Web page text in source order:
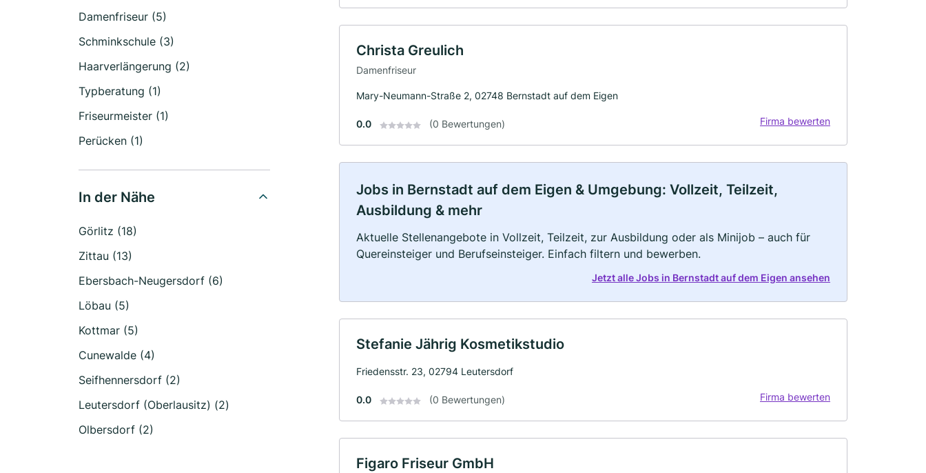
Damenfriseur (5)
Schminkschule (3)
Haarverlängerung (2)
Typberatung (1)
Friseurmeister (1)
Perücken (1)
In der Nähe
Görlitz (18)
Zittau (13)
Ebersbach-Neugersdorf (6)
Löbau (5)
Kottmar (5)
Cunewalde (4)
Seifhennersdorf (2)
Leutersdorf (Oberlausitz) (2)
Olbersdorf (2)
Christa Greulich
Damenfriseur
Mary-Neumann-Straße 2, 02748 Bernstadt auf dem Eigen
0.0 (0 Bewertungen) Firma bewerten
Jobs in Bernstadt auf dem Eigen & Umgebung: Vollzeit, Teilzeit,
Ausbildung & mehr
Aktuelle Stellenangebote in Vollzeit, Teilzeit, zur Ausbildung oder als Minijob – auch für
Quereinsteiger und Berufseinsteiger. Einfach filtern und bewerben.
Jetzt alle Jobs in Bernstadt auf dem Eigen ansehen
Stefanie Jährig Kosmetikstudio
Friedensstr. 23, 02794 Leutersdorf
0.0 (0 Bewertungen) Firma bewerten
Figaro Friseur GmbH